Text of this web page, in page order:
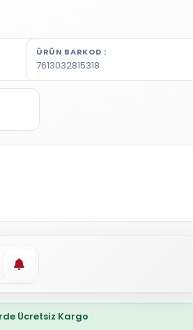
ÜRÜN BARKOD
7613032815318
ekle
Stoğa gelince haber ver
Ücretsiz Kargo